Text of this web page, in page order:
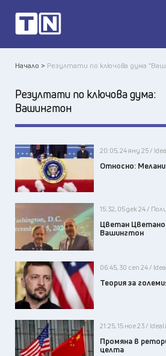
Начало > Резултати по ключова дума
Резултати по ключова дума:
Вашингтон
20:05, 24 яну 25 /
Относно:
15:32, 05 дек 24 /
Цветан
Вашингтон
06:45, 30 сеп 24 /
Теория за
21:25, 15 ное 23 /
Промяна в
целта